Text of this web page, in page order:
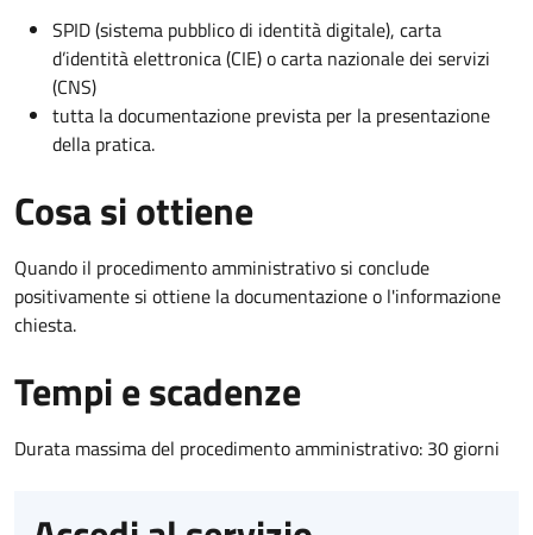
SPID (sistema pubblico di identità digitale), carta
d’identità elettronica (CIE) o carta nazionale dei servizi
(CNS)
tutta la documentazione prevista per la presentazione
della pratica.
Cosa si ottiene
Quando il procedimento amministrativo si conclude
positivamente si ottiene la documentazione o l'informazione
chiesta.
Tempi e scadenze
Durata massima del procedimento amministrativo: 30 giorni